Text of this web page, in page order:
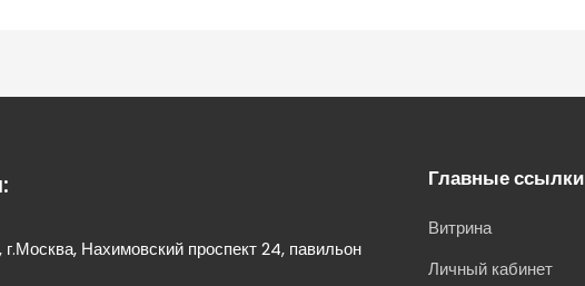
г.Москва, Нахимовский проспект 24, павильон
Главные ссылки
Витрина
Личный кабинет